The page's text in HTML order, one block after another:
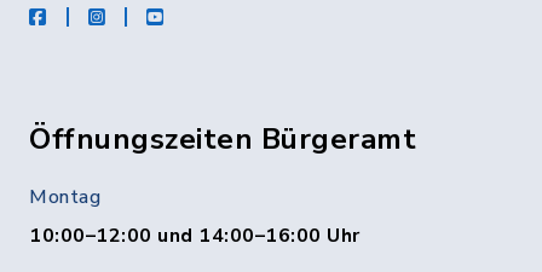
facebookinstagramYoutube
Öffnungszeiten Bürgeramt
Montag
10:00–12:00 und 14:00–16:00 Uhr